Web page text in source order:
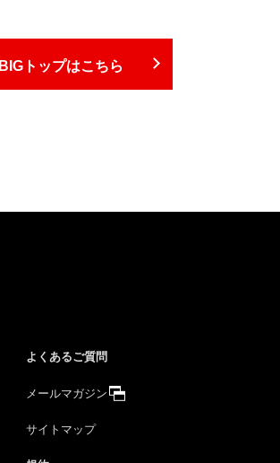
BIGトップはこちら
よくあるご質問
メールマガジン
サイトマップ